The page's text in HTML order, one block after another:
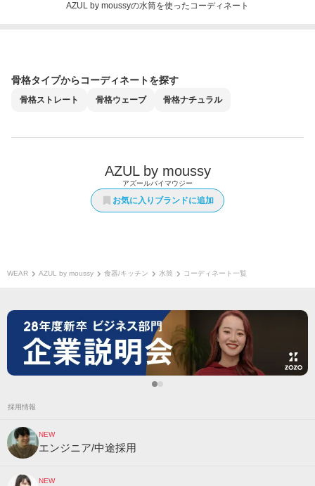
AZUL by moussyの水筒を使ったコーディネート
骨格タイプからコーディネートを探す
骨格ストレート 骨格ウェーブ 骨格ナチュラル
AZUL by moussy
アズールバイマウジー
お気に入りブランドに追加
WEAR AZUL by moussy 食器/キッチン 水筒 コーディネート一覧
採用情報
NEW
エンジニア/中途採用
NEW